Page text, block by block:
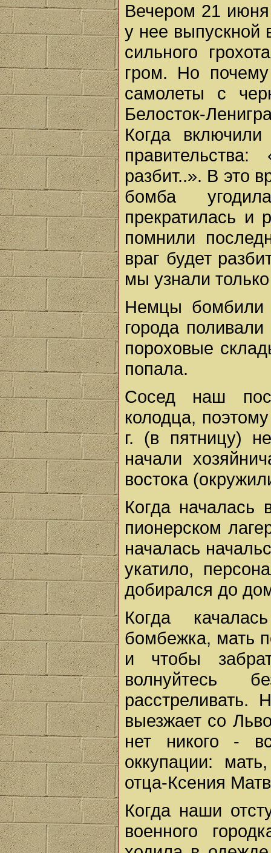
Вечером 21
у нее выпускной
сильного
гром. Но
самолеты с
Белосток-
Когда
разбит..». В это
бомба
прекратилась и
помнили
враг будет
мы узнали
Немцы бомбили
города
пороховые
попала.
Сосед наш
колодца,
г. (в пятницу)
начали
востока
Когда
пионерском
началась
укатило,
добирался до
Когда
бомбежка, мать
и чтобы
волнуйтесь
выезжает со
нет никого -
оккупации:
отца-Ксения
Когда наши
военного